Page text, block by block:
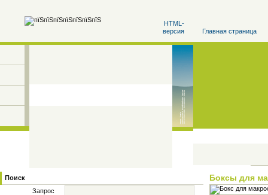
HTML-
версия
Главная страница
Поиск
Запрос
Боксы для